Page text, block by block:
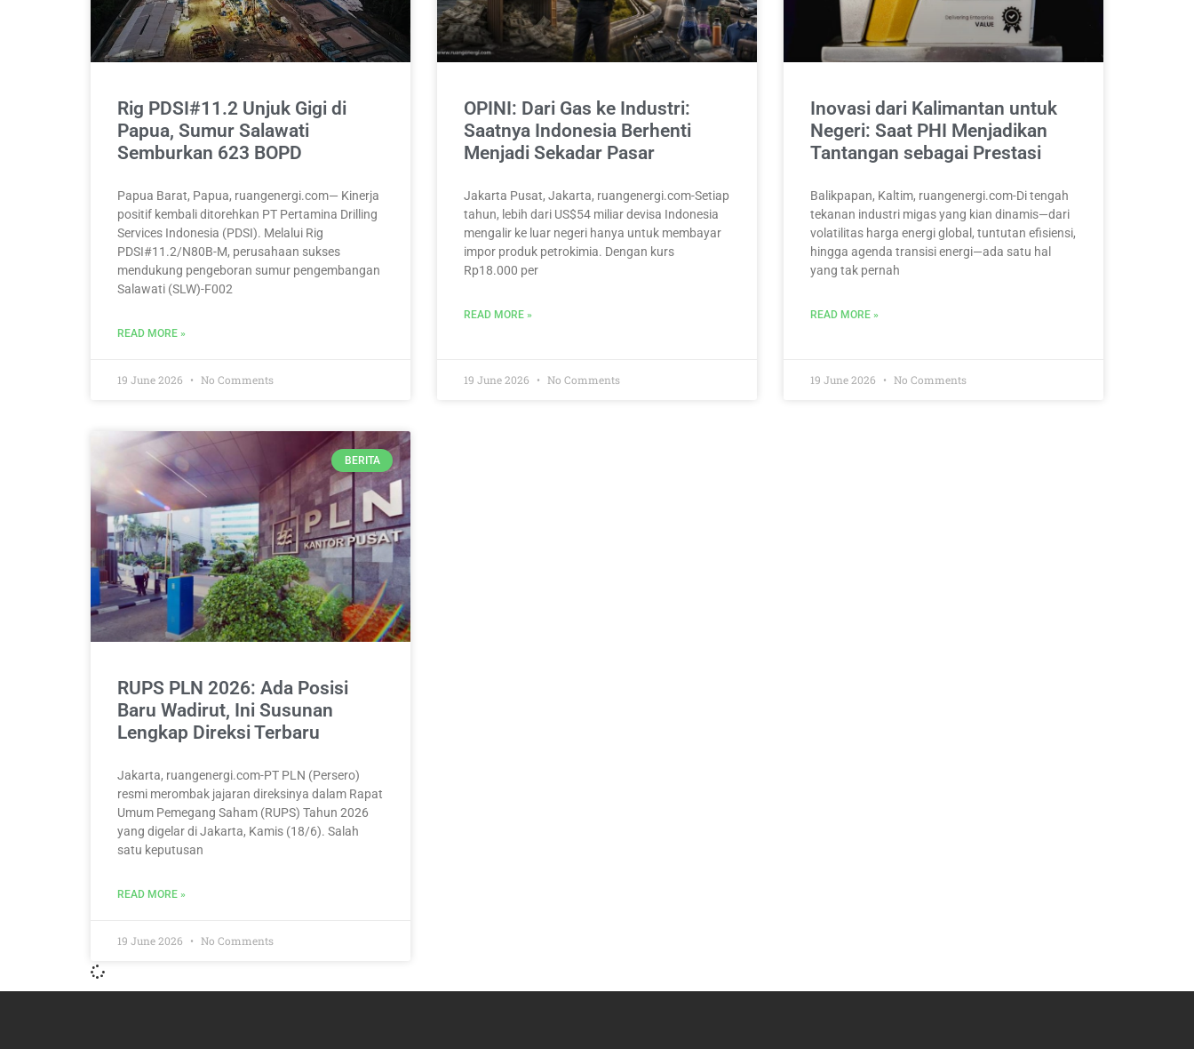
Rig PDSI#11.2 Unjuk Gigi di
Papua, Sumur Salawati
Semburkan 623 BOPD
Papua Barat, Papua, ruangenergi.com— Kinerja
positif kembali ditorehkan PT Pertamina Drilling
Services Indonesia (PDSI). Melalui Rig
PDSI#11.2/N80B-M, perusahaan sukses
mendukung pengeboran sumur pengembangan
Salawati (SLW)-F002
READ MORE »
19 June 2026 No Comments
OPINI: Dari Gas ke Industri:
Saatnya Indonesia Berhenti
Menjadi Sekadar Pasar
Jakarta Pusat, Jakarta, ruangenergi.com-Setiap
tahun, lebih dari US$54 miliar devisa Indonesia
mengalir ke luar negeri hanya untuk membayar
impor produk petrokimia. Dengan kurs
Rp18.000 per
READ MORE »
19 June 2026 No Comments
Inovasi dari Kalimantan untuk
Negeri: Saat PHI Menjadikan
Tantangan sebagai Prestasi
Balikpapan, Kaltim, ruangenergi.com-Di tengah
tekanan industri migas yang kian dinamis—dari
volatilitas harga energi global, tuntutan efisiensi,
hingga agenda transisi energi—ada satu hal
yang tak pernah
READ MORE »
19 June 2026 No Comments
BERITA
RUPS PLN 2026: Ada Posisi
Baru Wadirut, Ini Susunan
Lengkap Direksi Terbaru
Jakarta, ruangenergi.com-PT PLN (Persero)
resmi merombak jajaran direksinya dalam Rapat
Umum Pemegang Saham (RUPS) Tahun 2026
yang digelar di Jakarta, Kamis (18/6). Salah
satu keputusan
READ MORE »
19 June 2026 No Comments